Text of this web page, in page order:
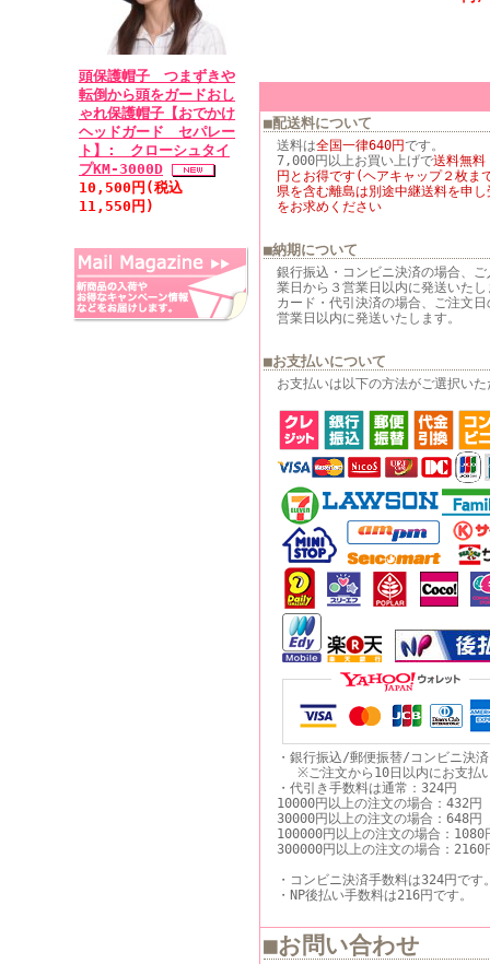
頭保護帽子 つまずきや
転倒から頭をガードおし
ゃれ保護帽子【おでかけ
ヘッドガード セパレー
ト】: クローシュタイ
プKM-3000D
10,500円(税込
11,550円)
■配送料について
送料は全国一律640円です。
7,000円以上お買い上げで送料無料
円とお得です(ヘアキャップ２枚ま
県を含む離島は別途中継送料を申
をお求めください
■納期について
銀行振込・コンビニ決済の場合、
業日から３営業日以内に発送いたし
カード・代引決済の場合、ご注文
営業日以内に発送いたします。
■お支払いについて
お支払いは以下の方法がご選択い
・銀行振込/郵便振替/コンビニ決
※ご注文から10日以内にお支払
・代引き手数料は通常：324円
10000円以上の注文の場合：432円
30000円以上の注文の場合：648円
100000円以上の注文の場合：1080
300000円以上の注文の場合：2160
・コンビニ決済手数料は324円です
・NP後払い手数料は216円です。
■お問い合わせ